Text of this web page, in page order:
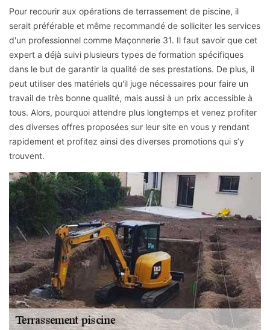
Pour recourir aux opérations de terrassement de piscine, il
serait préférable et même recommandé de solliciter les services
d'un professionnel comme Maçonnerie 31. Il faut savoir que cet
expert a déjà suivi plusieurs types de formation spécifiques
dans le but de garantir la qualité de ses prestations. De plus, il
peut utiliser des matériels qu'il juge nécessaires pour faire un
travail de très bonne qualité, mais aussi à un prix accessible à
tous. Alors, pourquoi attendre plus longtemps et venez profiter
des diverses offres proposées sur leur site en vous y rendant
rapidement et profitez ainsi des diverses promotions qui s’y
trouvent.